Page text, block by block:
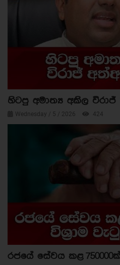
හිටපු අමාත්‍ය අකිල විරාජ්
Wednesday / 5 / 2026 424
රජයේ සේවය කළ